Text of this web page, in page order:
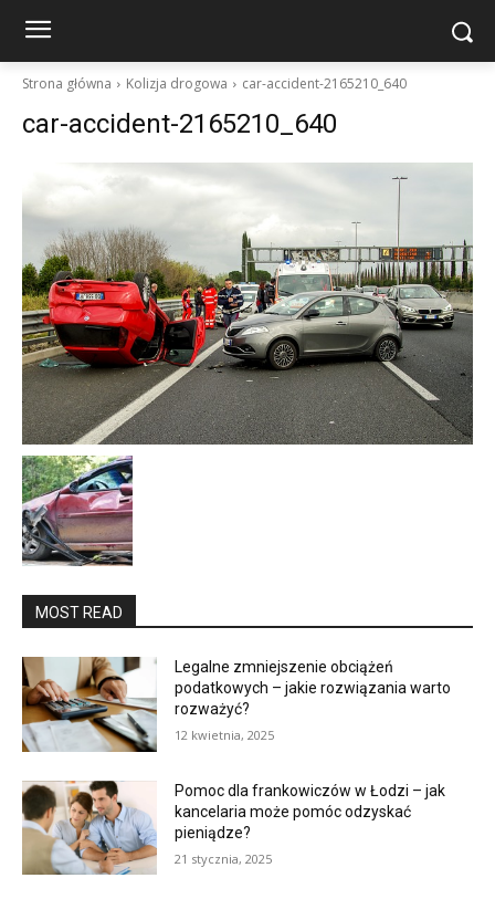
Strona główna Kolizja drogowa car-accident-2165210_640
car-accident-2165210_640
MOST READ
Legalne zmniejszenie obciążeń
podatkowych – jakie rozwiązania warto
rozważyć?
12 kwietnia, 2025
Pomoc dla frankowiczów w Łodzi – jak
kancelaria może pomóc odzyskać
pieniądze?
21 stycznia, 2025